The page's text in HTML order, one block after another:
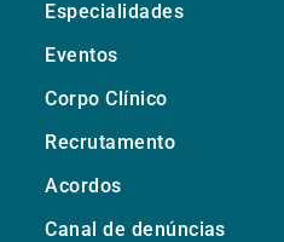
Especialidades
Eventos
Corpo Clínico
Recrutamento
Acordos
Canal de denúncias